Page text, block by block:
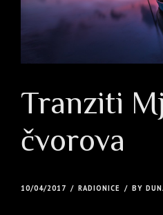
Tranziti
čvorova
10/04/2017 RADIONICE BY